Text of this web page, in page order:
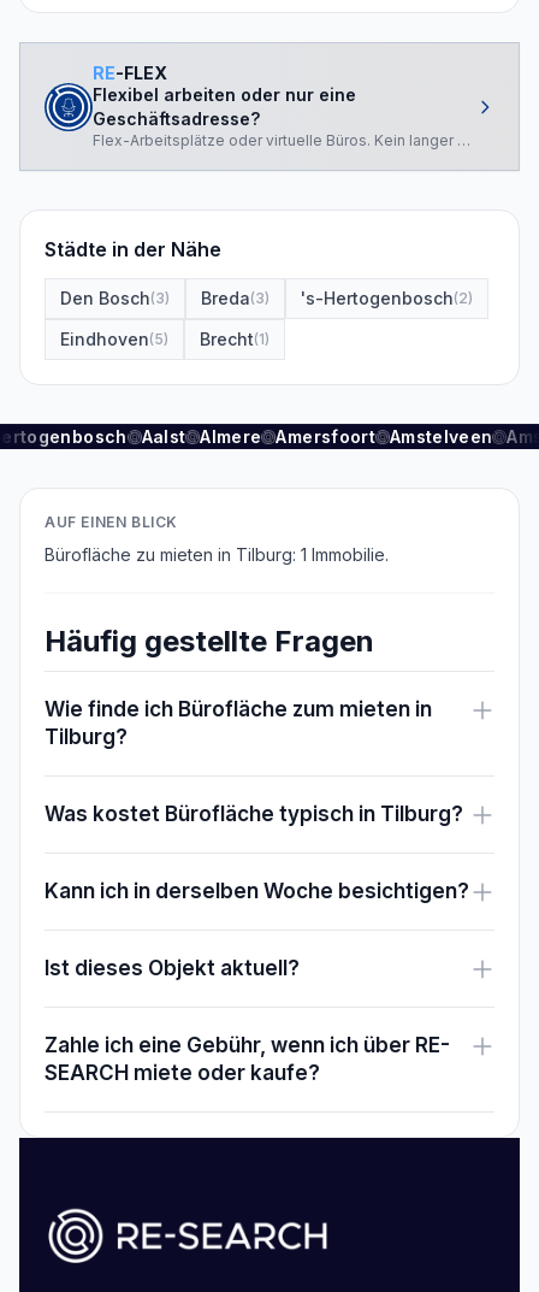
RE-FLEX
Flexibel arbeiten oder nur eine
Geschäftsadresse?
Flex-Arbeitsplätze oder virtuelle Büros. Kein langer Vertrag.
Städte in der Nähe
Den Bosch(3) Breda(3) 's-Hertogenbosch(2)
Eindhoven(5) Brecht(1)
Aalst Almere Amersfoort Amstelveen
AUF EINEN BLICK
Bürofläche zu mieten in Tilburg: 1 Immobilie.
Häufig gestellte Fragen
Wie finde ich Bürofläche zum mieten in
Tilburg?
Was kostet Bürofläche typisch in Tilburg?
Kann ich in derselben Woche besichtigen?
Ist dieses Objekt aktuell?
Zahle ich eine Gebühr, wenn ich über RE-
SEARCH miete oder kaufe?